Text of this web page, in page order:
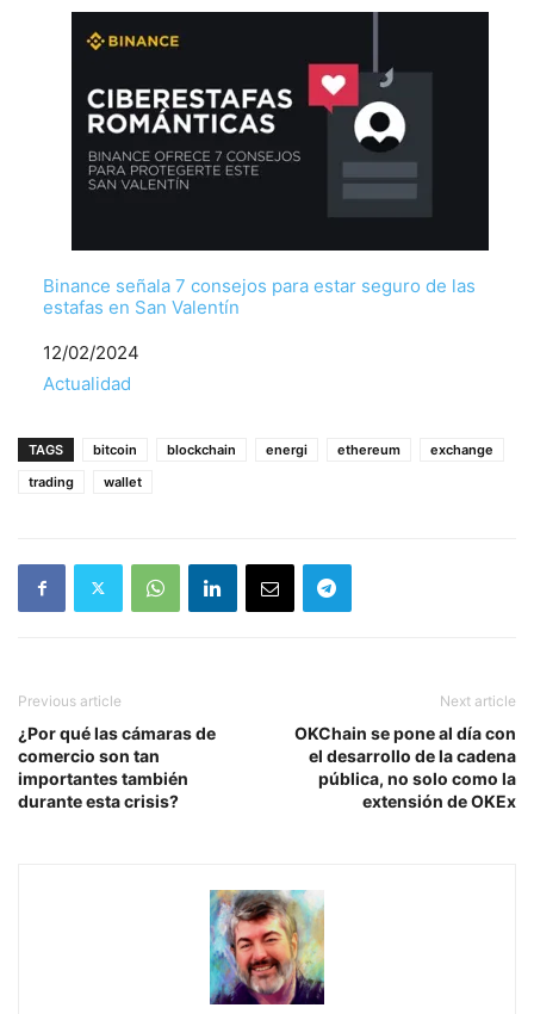
Binance señala 7 consejos para estar seguro de las
estafas en San Valentín
Fecha
12/02/2024
Respecto a
Actualidad
TAGS bitcoin blockchain energi ethereum
exchange
trading
wallet
Previous article
¿Por qué las cámaras de
comercio son tan
importantes también
durante esta crisis?
Next article
OKChain se pone al día con
el desarrollo de la cadena
pública, no solo como la
extensión de OKEx